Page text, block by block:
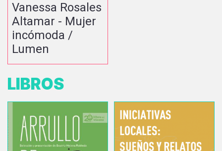
Vanessa Rosales
Altamar - Mujer
incómoda /
Lumen
LIBROS